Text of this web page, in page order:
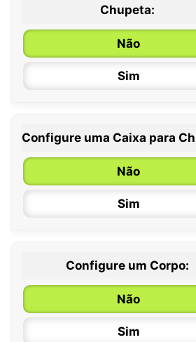
6 / 36 meses
Chupeta:
Não
Sim
Configure uma Caixa para
Não
Sim
Configure um Corpo:
Não
Sim